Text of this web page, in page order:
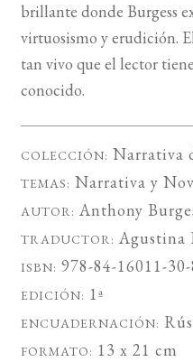
brillante donde Burgess
virtuosismo y erudición.
tan vivo que el lector
conocido.
COLECCIÓN: Narrativa
TEMAS: Narrativa y
AUTOR: Anthony
TRADUCTOR: Agustina
ISBN: 978-84-16011-30-
EDICIÓN: 1ª
ENCUADERNACIÓN:
FORMATO: 13 x 21 cm